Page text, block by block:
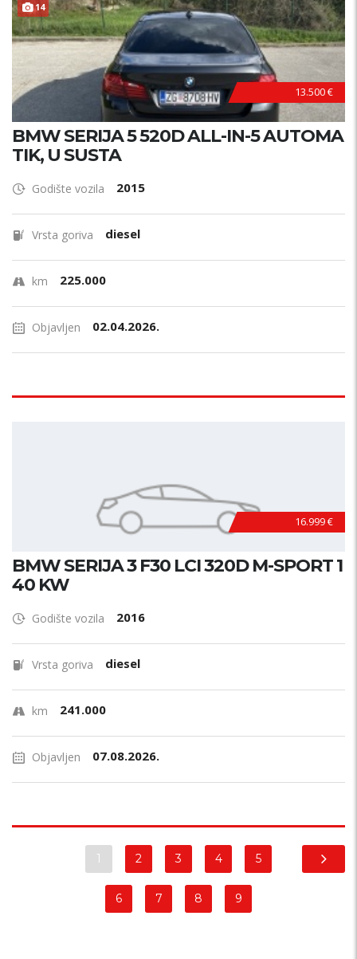
14 HITNO !
13.500 €
BMW SERIJA 5 520D ALL-IN-5 AUTOMA
TIK, U SUSTA
Godište vozila 2015
Vrsta goriva diesel
km 225.000
Objavljen 02.04.2026.
16.999 €
BMW SERIJA 3 F30 LCI 320D M-SPORT 1
40 KW
Godište vozila 2016
Vrsta goriva diesel
km 241.000
Objavljen 07.08.2026.
1 2 3 4 5
6 7 8 9